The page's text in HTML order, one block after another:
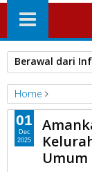
Berawal dari
Home
Pemko Padang
Amankan
Dapur Umum
Umum
01
Dec
2025